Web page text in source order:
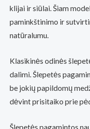
klijai ir siūlai. Šiam
paminkštinimo ir
natūralumu.
Klasikinės odinės
dalimi. Šlepetės
be jokių papildomų
dėvint prisitaiko prie
Šlepetės pagamintos